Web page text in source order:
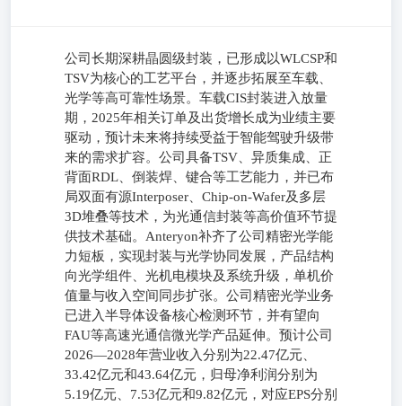
公司长期深耕晶圆级封装，已形成以WLCSP和
TSV为核心的工艺平台，并逐步拓展至车载、
光学等高可靠性场景。车载CIS封装进入放量
期，2025年相关订单及出货增长成为业绩主要
驱动，预计未来将持续受益于智能驾驶升级带
来的需求扩容。公司具备TSV、异质集成、正
背面RDL、倒装焊、键合等工艺能力，并已布
局双面有源Interposer、Chip-on-Wafer及多层
3D堆叠等技术，为光通信封装等高价值环节提
供技术基础。Anteryon补齐了公司精密光学能
力短板，实现封装与光学协同发展，产品结构
向光学组件、光机电模块及系统升级，单机价
值量与收入空间同步扩张。公司精密光学业务
已进入半导体设备核心检测环节，并有望向
FAU等高速光通信微光学产品延伸。预计公司
2026—2028年营业收入分别为22.47亿元、
33.42亿元和43.64亿元，归母净利润分别为
5.19亿元、7.53亿元和9.82亿元，对应EPS分别